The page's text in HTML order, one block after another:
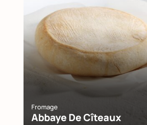
Fromage
Abbaye De Cîteaux